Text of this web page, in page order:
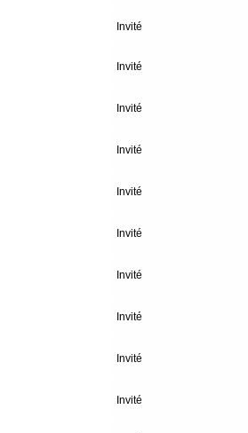
Invité
Invité
Invité
Invité
Invité
Invité
Invité
Invité
Invité
Invité